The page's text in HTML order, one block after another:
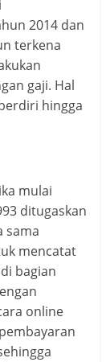
2014 dan
terkena
gaji. Hal
hingga
mulai
ditugaskan
sama
mencatat
bagian
online